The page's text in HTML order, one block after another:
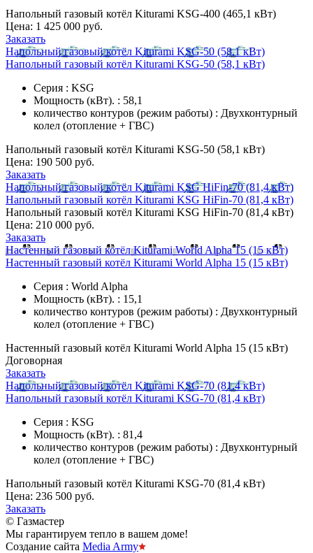
Напольный газовый котёл Kiturami KSG-400 (465,1 кВт)
Цена: 1 425 000 руб.
Заказать
Напольный газовый котёл Kiturami KSG-50 (58,1 кВт)
Напольный газовый котёл Kiturami KSG-50 (58,1 кВт)
Серия : KSG
Мощность (кВт). : 58,1
количество контуров (режим работы) : Двухконтурный
колел (отопление + ГВС)
Напольный газовый котёл Kiturami KSG-50 (58,1 кВт)
Цена: 190 500 руб.
Заказать
Напольный газовый котёл Kiturami KSG HiFin-70 (81,4 кВт)
Напольный газовый котёл Kiturami KSG HiFin-70 (81,4 кВт)
Напольный газовый котёл Kiturami KSG HiFin-70 (81,4 кВт)
Цена: 210 000 руб.
Заказать
Настенный газовый котёл Kiturami World Alpha 15 (15 кВт)
Настенный газовый котёл Kiturami World Alpha 15 (15 кВт)
Серия : World Alpha
Мощность (кВт). : 15,1
количество контуров (режим работы) : Двухконтурный
колел (отопление + ГВС)
Настенный газовый котёл Kiturami World Alpha 15 (15 кВт)
Договорная
Заказать
Напольный газовый котёл Kiturami KSG-70 (81,4 кВт)
Напольный газовый котёл Kiturami KSG-70 (81,4 кВт)
Серия : KSG
Мощность (кВт). : 81,4
количество контуров (режим работы) : Двухконтурный
колел (отопление + ГВС)
Напольный газовый котёл Kiturami KSG-70 (81,4 кВт)
Цена: 236 500 руб.
Заказать
© Газмастер
Мы гарантируем тепло в вашем доме!
Создание сайта Media Army